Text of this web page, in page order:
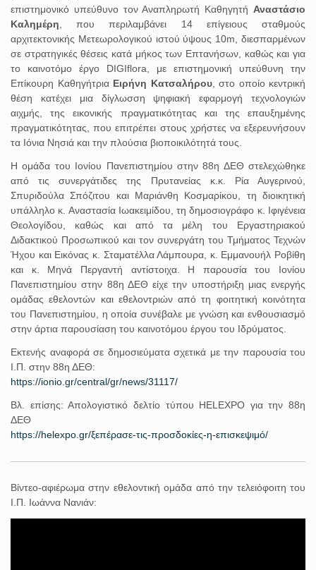
επιστημονικό υπεύθυνο τον Αναπληρωτή Καθηγητή Αναστάσιο
Καλημέρη, που περιλαμβάνει 14 επίγειους σταθμούς
αρχιτεκτονικής Μετεωρολογικού ιστού ύψους 10m, διεσπαρμένων
σε στρατηγικές θέσεις κατά μήκος των Επτανήσων, καθώς και για
το καινοτόμο έργο DIGIflora, με επιστημονική υπεύθυνη την
Επίκουρη Καθηγήτρια Ειρήνη Κατσαλήρου, στο οποίο κεντρική
θέση κατέχει μια δίγλωσση ψηφιακή εφαρμογή τεχνολογιών
αιχμής, της εικονικής πραγματικότητας και της επαυξημένης
πραγματικότητας, που επιτρέπει στους χρήστες να εξερευνήσουν
τα Ιόνια Νησιά και την πλούσια βιοποικιλότητά τους.
Η ομάδα του Ιονίου Πανεπιστημίου στην 88η ΔΕΘ στελεχώθηκε
από τις συνεργάτιδες της Πρυτανείας κ.κ. Ρία Αυγερινού,
Σπυριδούλα Σπόζιτου και Μαριάνθη Κοσμαρίκου, τη διοικητική
υπάλληλο κ. Αναστασία Ιωακειμίδου, τη δημοσιογράφο κ. Ιφιγένεια
Θεολογίδου, καθώς και από τα μέλη του Εργαστηριακού
Διδακτικού Προσωπικού και τον συνεργάτη του Τμήματος Τεχνών
Ήχου και Εικόνας κ. Σταματέλλα Λάμπουρα, κ. Εμμανουήλ Ροβίθη
και κ. Μηνά Περγαντή αντίστοιχα. Η παρουσία του Ιονίου
Πανεπιστημίου στην 88η ΔΕΘ είχε την υποστήριξη μιας ενεργής
ομάδας εθελοντών και εθελοντριών από τη φοιτητική κοινότητα
του Πανεπιστημίου, η οποία συνέβαλε με γνώση και ενθουσιασμό
στην άρτια παρουσίαση του καινοτόμου έργου του Ιδρύματος.
Εκτενής αναφορά σε δημοσιεύματα σχετικά με την παρουσία του
Ι.Π. στην 88η ΔΕΘ:
https://ionio.gr/central/gr/news/31117/
Βλ. επίσης: Απολογιστικό δελτίο τύπου HELEXPO για την 88η
ΔΕΘ
https://helexpo.gr/ξεπέρασε-τις-προσδοκίες-η-επισκεψιμό/
Βίντεο-αφιέρωμα στην εθελοντική ομάδα από την τελειόφοιτη του
Ι.Π. Ιωάννα Νανιάν: